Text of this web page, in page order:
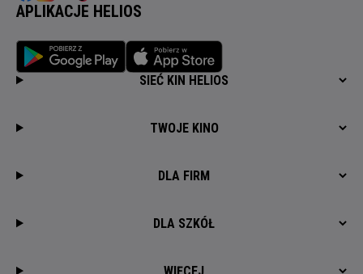
APLIKACJE HELIOS
SIEĆ KIN HELIOS
TWOJE KINO
DLA FIRM
DLA SZKÓŁ
WIĘCEJ